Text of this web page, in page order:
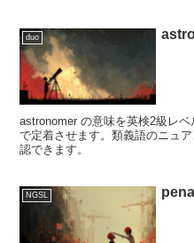
duo
astronomer の意味を英検2級レ
で定着させます。類義語のニュ
認できます。
NGSL